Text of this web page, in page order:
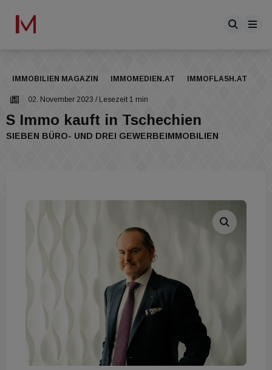
IMMOBILIEN MAGAZIN IMMOMEDIEN.AT IMMOFLASH.AT
02. November 2023 / Lesezeit 1 min
S Immo kauft in Tschechien
SIEBEN BÜRO- UND DREI GEWERBEIMMOBILIEN